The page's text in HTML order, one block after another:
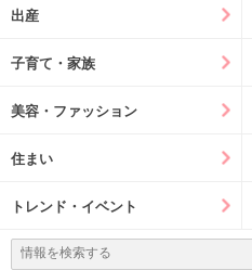
出産
子育て・家族
美容・ファッション
住まい
トレンド・イベント